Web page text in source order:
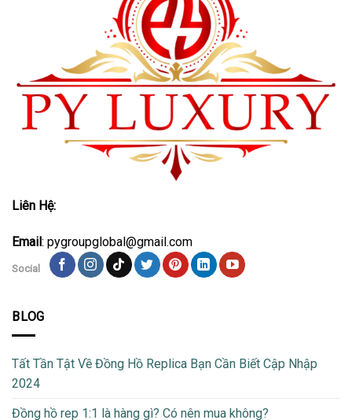
Liên Hệ:
Email: pygroupglobal@gmail.com
Social
BLOG
Tất Tần Tật Về Đồng Hồ Replica Bạn Cần Biết Cập Nhập
2024
Đồng hồ rep 1:1 là hàng gì? Có nên mua không?